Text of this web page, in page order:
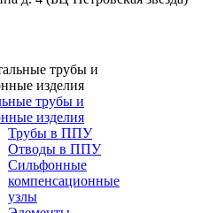
трубы и
изделия
Трубы в ППУ
Отводы в ППУ
Сильфонные
компенсационные
узлы